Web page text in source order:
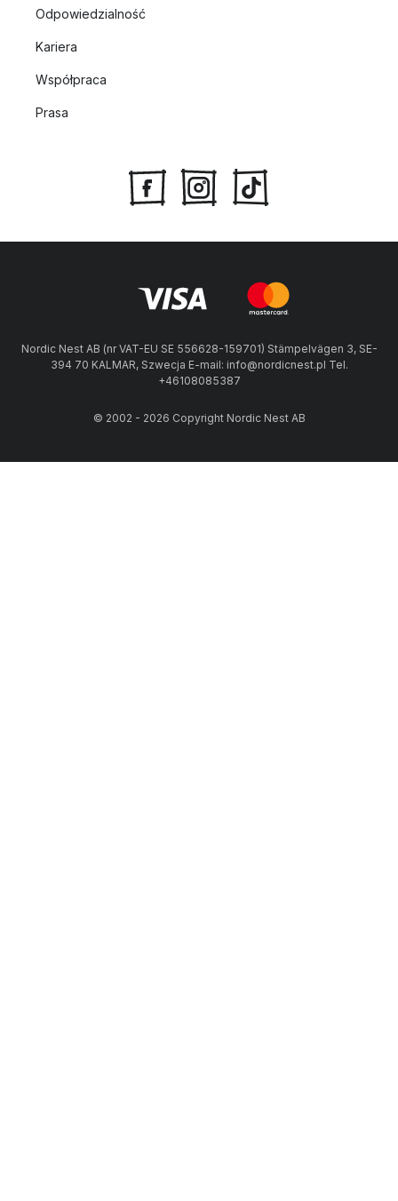
Odpowiedzialność
Kariera
Współpraca
Prasa
Nordic Nest AB (nr VAT-EU SE 556628-159701) Stämpelvägen 3, SE-
394 70 KALMAR, Szwecja E-mail: info@nordicnest.pl Tel.
+46108085387
© 2002 - 2026 Copyright Nordic Nest AB